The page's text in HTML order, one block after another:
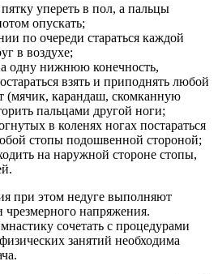
упереть в пол, а пальцы
опускать;
по очереди стараться каждой
в воздухе;
одну нижнюю конечность,
взять и приподнять любой
(мячик, карандаш, скомканную
пальцами другой ноги;
в коленях ногах постараться
стопы подошвенной стороной;
на наружной стороне стопы,
при этом недуге выполняют
чрезмерного напряжения.
сочетать с процедурами
занятий необходима